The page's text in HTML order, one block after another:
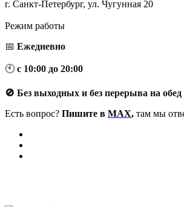
г. Санкт-Петербург, ул. Чугунная 20
Режим работы
📅 Ежедневно
🕙 с 10:00 до 20:00
🚫 Без выходных и без перерыва на обед
Есть вопрос? Пишите в MAX, там мы